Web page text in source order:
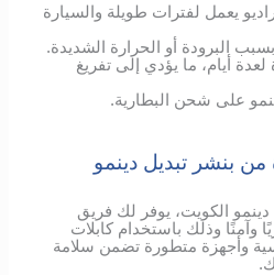
يعمل لفترات طويلة والسيارة
البرودة أو الحرارة الشديدة.
لعدة أيام، ما يؤدي إلى تفريغ
على شحن البطارية.
بنشر تبديل دينمو
الكويت، يوفر لك فريق
وآمنًا وذلك باستخدام كابلات
وأجهزة متطورة تضمن سلامة